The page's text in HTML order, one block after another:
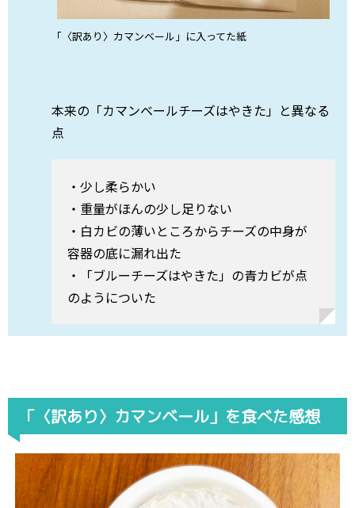
「〈訳あり〉カマンベール」に入ってた紙
本来の「カマンベールチーズはやきた」と異なる
点
・少し柔らかい
・重量がほんの少し足りない
・白カビの薄いところからチーズの中身が
容器の底に漏れ出た
・「ブルーチーズはやきた」の青カビが点
のようについた
「〈訳あり〉カマンベール」を食べた感想